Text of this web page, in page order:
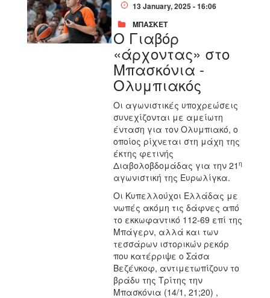
13 January, 2025 - 16:06
ΜΠΑΣΚΕΤ
Ο Γιαβόρ
«άρχοντας» στο
Μπασκόνια -
Ολυμπιακός
Οι αγωνιστικές υποχρεώσεις
συνεχίζονται με αμείωτη
ένταση για τον Ολυμπιακό, ο
οποίος ρίχνεται στη μάχη της
έκτης φετινής
Διαβολοβδομάδας για την 21η
αγωνιστική της Ευρωλίγκα.
Οι Κυπελλούχοι Ελλάδας με
νωπές ακόμη τις δάφνες από
το εκκωφαντικό 112-69 επί της
Μπάγερν, αλλά και των
τεσσάρων ιστορικών ρεκόρ
που κατέρριψε ο Σάσα
Βεζένκοφ, αντιμετωπίζουν το
βράδυ της Τρίτης την
Μπασκόνια (14/1, 21;20) ,